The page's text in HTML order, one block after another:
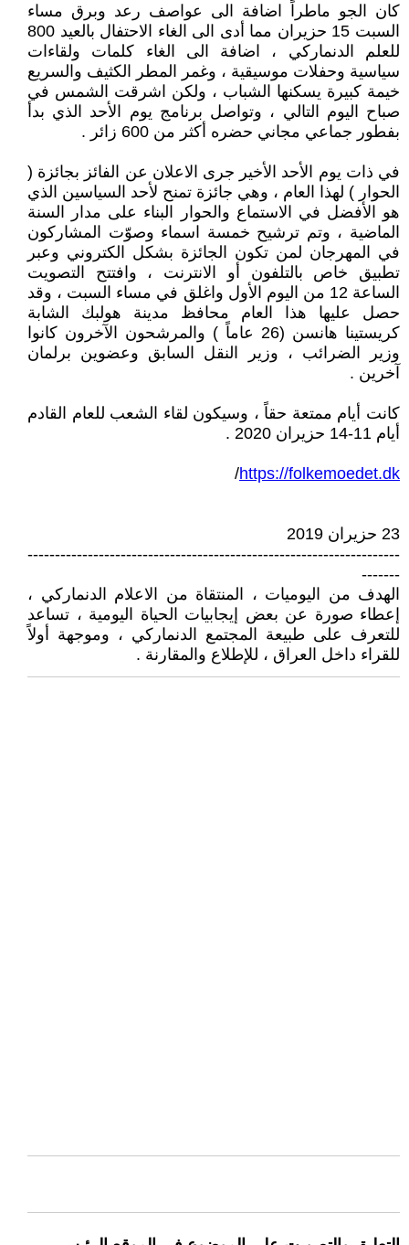
كان الجو ماطراً اضافة الى عواصف رعد وبرق مساء
السبت 15 حزيران مما أدى الى الغاء الاحتفال بالعيد 800
للعلم الدنماركي ، اضافة الى الغاء كلمات ولقاءات
سياسية وحفلات موسيقية ، وغمر المطر الكثيف والسريع
خيمة كبيرة يسكنها الشباب ، ولكن اشرقت الشمس في
صباح اليوم التالي ، وتواصل برنامج يوم الأحد الذي بدأ
بفطور جماعي مجاني حضره أكثر من 600 زائر .
في ذات يوم الأحد الأخير جرى الاعلان عن الفائز بجائزة (
الحوار ) لهذا العام ، وهي جائزة تمنح لأحد السياسين الذي
هو الأفضل في الاستماع والحوار البناء على مدار السنة
الماضية ، وتم ترشيح خمسة اسماء وصوّت المشاركون
في المهرجان لمن تكون الجائزة بشكل الكتروني وعبر
تطبيق خاص بالتلفون أو الانترنت ، وافتتح التصويت
الساعة 12 من اليوم الأول واغلق في مساء السبت ، وقد
حصل عليها هذا العام محافظ مدينة هولبك الشابة
كريستينا هانسن (26 عاماً ) والمرشحون الآخرون كانوا
وزير الضرائب ، وزير النقل السابق وعضوين برلمان
آخرين .
كانت أيام ممتعة حقاً ، وسيكون لقاء الشعب للعام القادم
أيام 11-14 حزيران 2020 .
https://folkemoedet.dk
/
23 حزيران 2019
--------------------------------------------------------------------
-------
الهدف من اليوميات ، المنتقاة من الاعلام الدنماركي ،
إعطاء صورة عن بعض إيجابيات الحياة اليومية ، تساعد
للتعرف على طبيعة المجتمع الدنماركي ، وموجهة أولاً
للقراء داخل العراق ، للإطلاع والمقارنة .